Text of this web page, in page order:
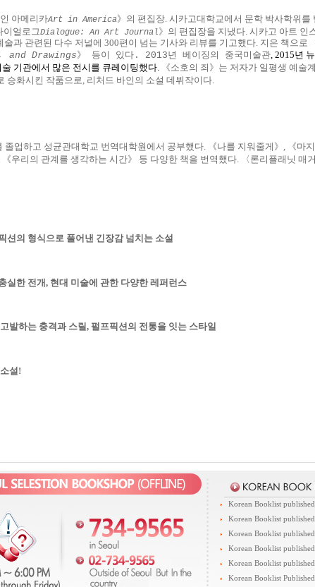
아메리카Art in America》의 편집장. 시카고대학교에서 문학 박사학위를
이얼로그Dialogue: An Art Journal》의 편집장을 지냈다. 시카고 아트 인
술과 관련된 다수 저널에 300편이 넘는 기사와 리뷰를 기고했다. 지은 책으로
Drawings》 등이 있다. 2013년 베이징의 중국미술관, 2015년
기관에서 많은 전시를 큐레이팅했다.
《소호의 죄》는 저자가 일평생 예술
승화시킨 작품으로 리처드 바인의 소설 데뷔작이다.
졸업하고 성균관대학교 번역대학원에서 공부했다. 《나를 지워줄게 》 《마
《우리의 관계를 생각하는 시간》 등 다양한 책을 번역했다. 〈 론리플래닛 매
션의 형식으로 풀어낸 긴장감 넘치는 소설
실한 전개, 현대 미술에 관한 다양한 레퍼런스
발하는 충격과 스릴, 펄프픽션의 전통을 잇는 스타일
설 !
Korean Booklist published
Korean Booklist published
Korean Booklist published
Korean Booklist published
Korean Booklist published
Korean Booklist Published